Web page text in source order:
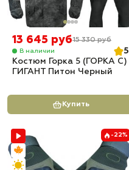
13 645 руб15 330 руб
В наличии
5
Костюм Горка 5 (ГОРКА С)
ГИГАНТ Питон Черный
Купить
-22%